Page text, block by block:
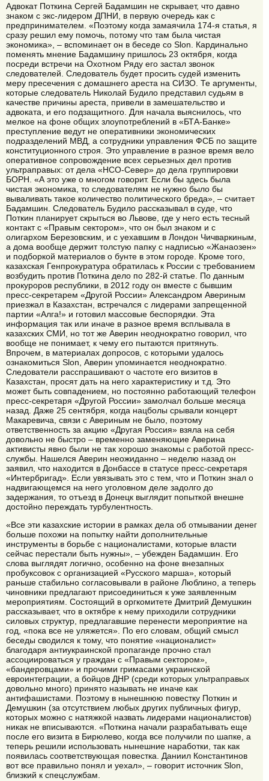
Адвокат Поткина Сергей Бадамшин не скрывает, что давно
знаком с экс-лидером ДПНИ, в первую очередь как с
предпринимателем. «Поэтому когда замаячила 174-я статья, я
сразу решил ему помочь, потому что там была чистая
экономика», – вспоминает он в беседе со Slon. Кардинально
поменять мнение Бадамшину пришлось 23 октября, когда
посреди встречи на Охотном Ряду его застал звонок
следователей. Следователь будет просить судей изменить
меру пресечения с домашнего ареста на СИЗО. Те аргументы,
которые следователь Николай Будило представил судьям в
качестве причины ареста, привели в замешательство и
адвоката, и его подзащитного. Для начала выяснилось, что
мелкое на фоне общих злоупотреблений в «БТА-Банке»
преступление ведут не оперативники экономических
подразделений МВД, а сотрудники управления ФСБ по защите
конституционного строя. Это управление в разное время вело
оперативное сопровождение всех серьезных дел против
ультраправых: от дела «НСО-Север» до дела группировки
БОРН. «А это уже о многом говорит. Если бы здесь была
чистая экономика, то следователям не нужно было бы
вываливать такое количество политического бреда», – считает
Бадамшин. Следователь Будило рассказывал в суде, что
Поткин планирует скрыться во Львове, где у него есть тесный
контакт с «Правым сектором», что он был знаком и с
олигархом Березовским, и с уехавшим в Лондон Чичваркиным,
а дома вообще держит толстую папку с надписью «Жанаозен»
и подборкой материалов о бунте в этом городе. Кроме того,
казахская Генпрокуратура обратилась к России с требованием
возбудить против Поткина дело по 282-й статье. По данным
прокуроров республики, в 2012 году он вместе с бывшим
пресс-секретарем «Другой России» Александром Авериным
приезжал в Казахстан, встречался с лидерами запрещенной
партии «Алга!» и готовил массовые беспорядки. Эта
информация так или иначе в разное время всплывала в
казахских СМИ, но тот же Аверин неоднократно говорил, что
вообще не понимает, к чему его пытаются притянуть.
Впрочем, в материалах допросов, с которыми удалось
ознакомиться Slon, Аверин упоминается неоднократно.
Следователи расспрашивают о частоте его визитов в
Казахстан, просят дать на него характеристику и т.д. Это
может быть совпадением, но постоянно работающий телефон
пресс-секретаря «Другой России» замолчал больше месяца
назад. Даже 25 сентября, когда нацболы срывали концерт
Макаревича, связи с Авериным не было, поэтому
ответственность за акцию «Другая Россия» взяла на себя
довольно не быстро – временно заменяющие Аверина
активисты явно были не так хорошо знакомы с работой пресс-
службы. Нашелся Аверин неожиданно – неделю назад он
заявил, что находится в Донбассе в статусе пресс-секретаря
«Интербригад». Если увязывать это с тем, что и Поткин знал о
надвигающемся на него уголовном деле задолго до
задержания, то отъезд в Донецк выглядит попыткой внешне
достойно переждать турбулентность.
«Все эти казахские истории в рамках дела об отмывании денег
больше похожи на попытку найти дополнительные
инструменты в борьбе с националистами, которые власти
сейчас перестали быть нужны», – убежден Бадамшин. Его
слова выглядят логично, особенно на фоне внезапных
пробуксовок с организацией «Русского марша», который
раньше стабильно согласовывали в районе Люблино, а теперь
чиновники предлагают присоединиться к уже заявленным
мероприятиям. Состоящий в оргкомитете Дмитрий Демушкин
рассказывает, что в октябре к нему приходили сотрудники
силовых структур, предлагавшие перенести мероприятие на
год, «пока все не уляжется». По его словам, общий смысл
беседы сводился к тому, что понятие «националист»
благодаря антиукраинской пропаганде прочно стал
ассоциироваться у граждан с «Правым сектором»,
«бандеровцами» и прочими гримасами украинской
евроинтеграции, а бойцов ДНР (среди которых ультраправых
довольно много) принято называть не иначе как
антифашистами. Поэтому в нынешнюю повестку Поткин и
Демушкин (за отсутствием любых других публичных фигур,
которых можно с натяжкой назвать лидерами националистов)
никак не вписываются. «Поткина начали разрабатывать еще
после его визита в Бирюлево, когда все получили по шапке, а
теперь решили использовать нынешние наработки, так как
появилась соответствующая повестка. Даниил Константинов
вот все правильно понял и уехал», – говорит источник Slon,
близкий к спецслужбам.